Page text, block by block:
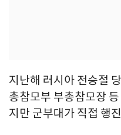
지난해 러시아 전승절
총참모부 부총참모장
지만 군부대가 직접 행